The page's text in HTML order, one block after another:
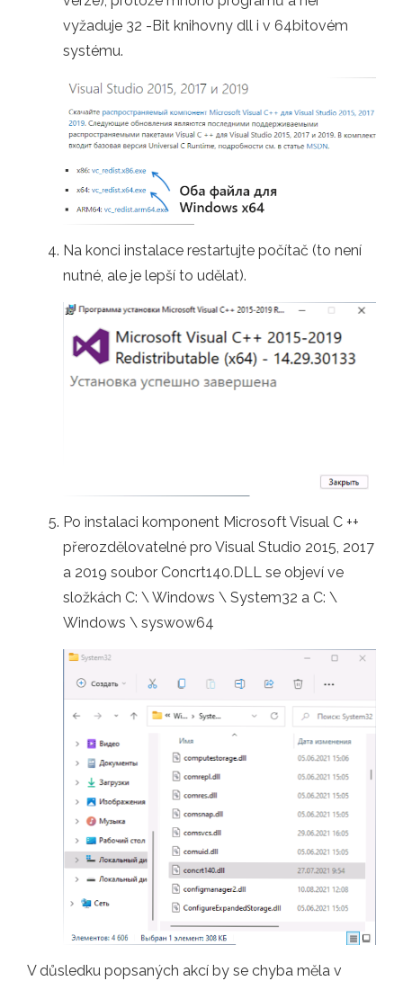
vyžaduje 32 -Bit knihovny dll i v 64bitovém
systému.
Na konci instalace restartujte počítač (to není
nutné, ale je lepší to udělat).
Po instalaci komponent Microsoft Visual C ++
přerozdělovatelné pro Visual Studio 2015, 2017
a 2019 soubor Concrt140.DLL se objeví ve
složkách C: \ Windows \ System32 a C: \
Windows \ syswow64
V důsledku popsaných akcí by se chyba měla v